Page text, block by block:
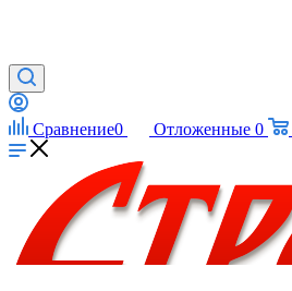
Сравнение0 Отложенные 0